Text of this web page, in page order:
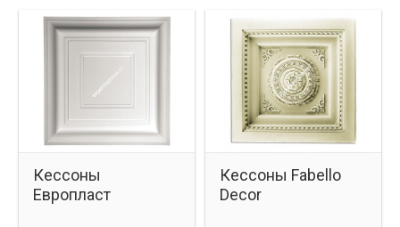
Кессоны
Европласт
Кессоны Fabello
Decor